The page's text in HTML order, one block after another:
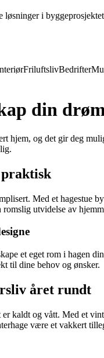
i
FriluftslivBedrifter
din
hjem, og det gir deg
praktisk
Med et hagestue
romslig utvidelse av
et eget rom i hagen
til dine behov og ønsker.
året rundt
kaldt og vått. Med et
være et vakkert